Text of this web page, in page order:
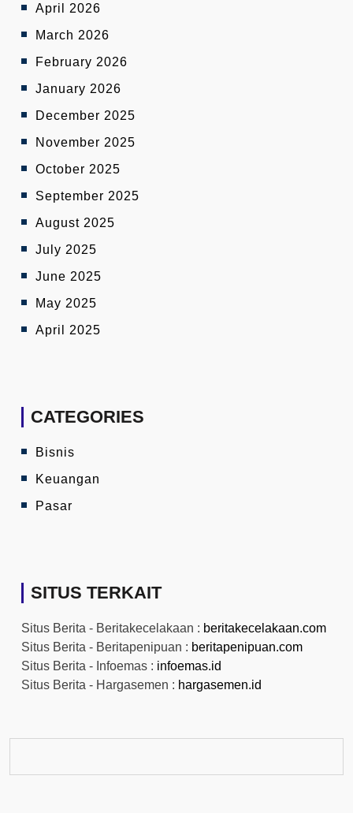
April 2026
March 2026
February 2026
January 2026
December 2025
November 2025
October 2025
September 2025
August 2025
July 2025
June 2025
May 2025
April 2025
CATEGORIES
Bisnis
Keuangan
Pasar
SITUS TERKAIT
Situs Berita - Beritakecelakaan : beritakecelakaan.com
Situs Berita - Beritapenipuan : beritapenipuan.com
Situs Berita - Infoemas : infoemas.id
Situs Berita - Hargasemen : hargasemen.id